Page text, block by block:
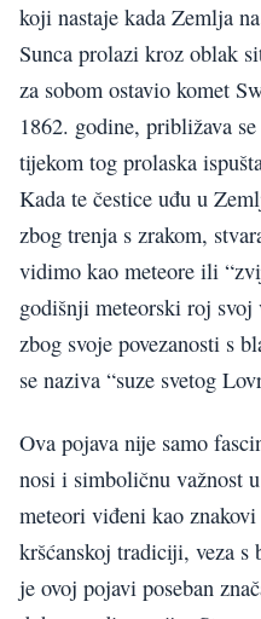
koji nastaje kada Zemlja
Sunca prolazi kroz oblak
za sobom ostavio komet
1862. godine, približava
tijekom tog prolaska
Kada te čestice uđu u
zbog trenja s zrakom,
vidimo kao meteore ili
godišnji meteorski roj svoj
zbog svoje povezanosti s
se naziva “suze svetog
Ova pojava nije samo
nosi i simboličnu važnost
meteori viđeni kao
kršćanskoj tradiciji, veza s
je ovoj pojavi poseban